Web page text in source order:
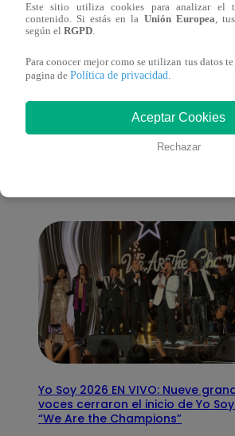
sus nietos!
También te
Yo Soy 2026 EN VIVO: Nueve
voces cerraron el inicio de Yo
“We Are the Champions”
Este sitio utiliza cookies para analizar el
contenido. Si estás en la Unión Europea,
según el RGPD.
Para conocer mejor como se utilizan tus datos
pagina de Política de privacidad.
Aceptar Cookies
Rechazar